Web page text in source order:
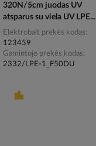
320N/5cm juodas UV
atsparus su viela UV LPE...
Elektrobalt prekės kodas
123459
Gamintojo prekės kodas
2332/LPE-1_F50DU